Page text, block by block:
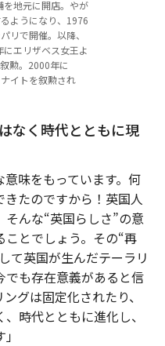
を地元に開店。やが
ようになり、1976
リで開催。以降、
エリザベス女王よ
勲。2000年に
イトを叙勲され
なく時代とともに現
意味をもっています。何
たのですから！英国人
んな“英国らしさ”の意
とでしょう。その“再
て英国が生んだテーラリ
でも存在意義があると信
グは固定化されたり、
時代とともに進化し、